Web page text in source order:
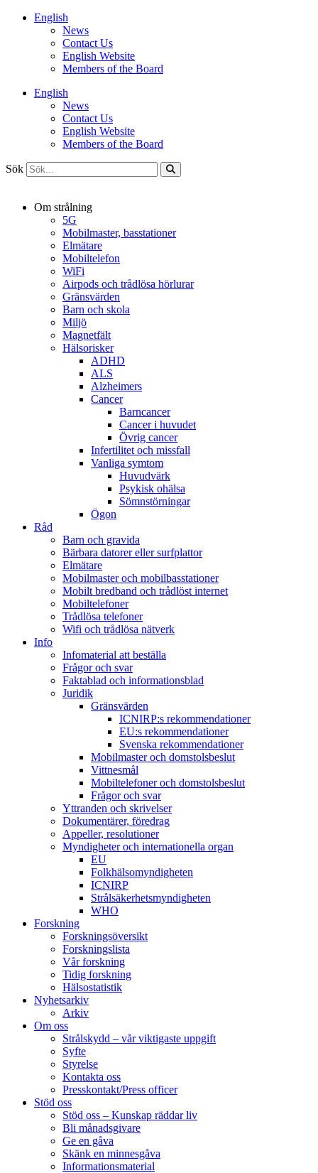
HoppaEnglish
News
Contact Us
English Website
Members of the Board
English
News
Contact Us
English Website
Members of the Board
Sök
Om strålning
5G
Mobilmaster, basstationer
Elmätare
Mobiltelefon
WiFi
Airpods och trådlösa hörlurar
Gränsvärden
Barn och skola
Miljö
Magnetfält
Hälsorisker
ADHD
ALS
Alzheimers
Cancer
Barncancer
Cancer i huvudet
Övrig cancer
Infertilitet och missfall
Vanliga symtom
Huvudvärk
Psykisk ohälsa
Sömnstörningar
Ögon
Råd
Barn och gravida
Bärbara datorer eller surfplattor
Elmätare
Mobilmaster och mobilbasstationer
Mobilt bredband och trådlöst internet
Mobiltelefoner
Trådlösa telefoner
Wifi och trådlösa nätverk
Info
Infomaterial att beställa
Frågor och svar
Faktablad och informationsblad
Juridik
Gränsvärden
ICNIRP:s rekommendationer
EU:s rekommendationer
Svenska rekommendationer
Mobilmaster och domstolsbeslut
Vittnesmål
Mobiltelefoner och domstolsbeslut
Frågor och svar
Yttranden och skrivelser
Dokumentärer, föredrag
Appeller, resolutioner
Myndigheter och internationella organ
EU
Folkhälsomyndigheten
ICNIRP
Strålsäkerhetsmyndigheten
WHO
Forskning
Forskningsöversikt
Forskningslista
Vår forskning
Tidig forskning
Hälsostatistik
Nyhetsarkiv
Arkiv
Om oss
Strålskydd – vår viktigaste uppgift
Syfte
Styrelse
Kontakta oss
Presskontakt/Press officer
Stöd oss
Stöd oss – Kunskap räddar liv
Bli månadsgivare
Ge en gåva
Skänk en minnesgåva
Informationsmaterial